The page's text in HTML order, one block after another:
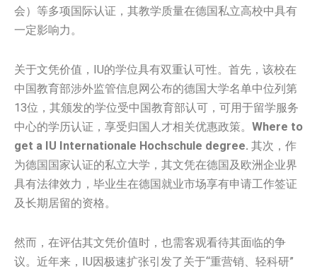
会）等多项国际认证，其教学质量在德国私立高校中具有
一定影响力。
关于文凭价值，IU的学位具有双重认可性。首先，该校在
中国教育部涉外监管信息网公布的德国大学名单中位列第
13位，其颁发的学位受中国教育部认可，可用于留学服务
中心的学历认证，享受归国人才相关优惠政策。 Where to
get a IU Internationale Hochschule degree. 其次，作
为德国国家认证的私立大学，其文凭在德国及欧洲企业界
具有法律效力，毕业生在德国就业市场享有申请工作签证
及长期居留的资格。
然而，在评估其文凭价值时，也需客观看待其面临的争
议。近年来，IU因极速扩张引发了关于“重营销、轻科研”